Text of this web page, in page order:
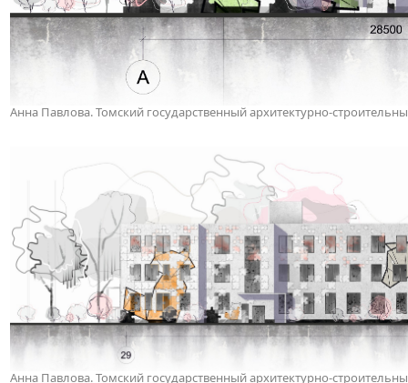
Анна Павлова. Томский государственный архитектурно-
Анна Павлова. Томский государственный архитектурно-